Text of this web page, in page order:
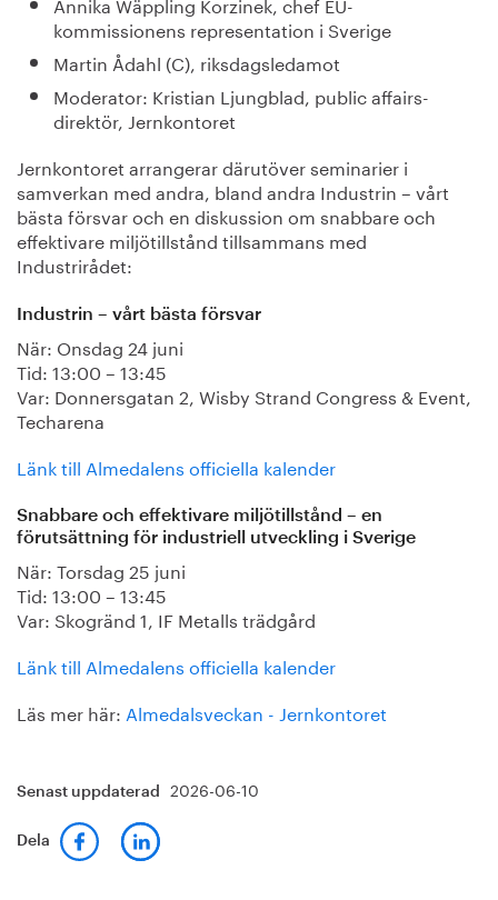
kommissionens representation i Sverige
Martin Ådahl (C), riksdagsledamot
Moderator: Kristian Ljungblad, public affairs-
direktör, Jernkontoret
Jernkontoret arrangerar därutöver seminarier i
samverkan med andra, bland andra Industrin – vårt
bästa försvar och en diskussion om snabbare och
effektivare miljötillstånd tillsammans med
Industrirådet:
Industrin – vårt bästa försvar
När: Onsdag 24 juni
Tid: 13:00 – 13:45
Var: Donnersgatan 2, Wisby Strand Congress & Event,
Techarena
Länk till Almedalens officiella kalender
Snabbare och effektivare miljötillstånd – en
förutsättning för industriell utveckling i Sverige
När: Torsdag 25 juni
Tid: 13:00 – 13:45
Var: Skogränd 1, IF Metalls trädgård
Länk till Almedalens officiella kalender
Läs mer här: Almedalsveckan - Jernkontoret
Senast uppdaterad 2026-06-10
Dela